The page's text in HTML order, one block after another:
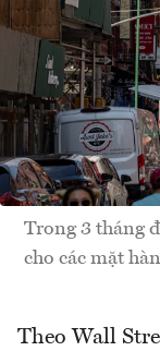
Trong 3 tháng
cho các mặt
Theo Wall